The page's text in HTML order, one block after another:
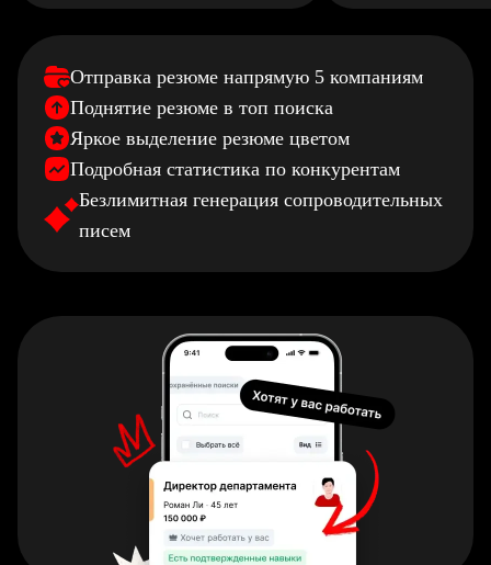
Отправка резюме напрямую 5 компаниям
Поднятие резюме в топ поиска
Яркое выделение резюме цветом
Подробная статистика по конкурентам
Безлимитная генерация сопроводительных
писем